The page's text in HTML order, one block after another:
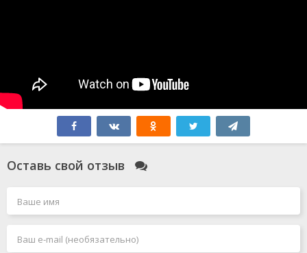
Оставь свой отзыв